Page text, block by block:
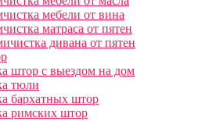
мебели от вина
матраса от пятен
дивана от пятен
штор с выездом на дом
тюли
бархатных штор
римских штор